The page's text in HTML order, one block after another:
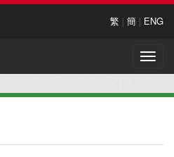
繁 | 簡 | ENG
Toggle